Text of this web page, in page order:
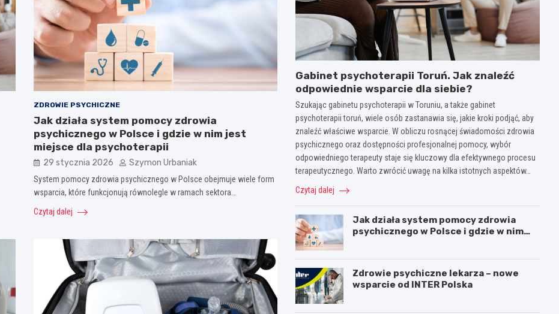
ZDROWIE PSYCHICZNE
Jak działa system pomocy zdrowia
psychicznego w Polsce i gdzie w nim jest
miejsce dla psychoterapii
29 stycznia 2026 Szymon Urbaniak
System pomocy zdrowia psychicznego w Polsce obejmuje wiele form
wsparcia, które funkcjonują równolegle w ramach sektora…
Czytaj dalej
Gabinet psychoterapii Toruń. Jak znaleźć
odpowiednie wsparcie dla siebie?
Szukając gabinetu psychoterapii w Toruniu, a także gabinet
psychoterapii toruń, wiele osób zastanawia się, jakie kroki podjąć, aby
znaleźć właściwe wsparcie. W obliczu rosnącej świadomości zdrowia
psychicznego oraz dostępności profesjonalnej pomocy, wybór
odpowiedniego terapeuty staje się kluczowy dla efektywnego procesu
terapeutycznego. Warto zwrócić uwagę na kilka istotnych aspektów…
Czytaj dalej
Jak działa system pomocy zdrowia
psychicznego w Polsce i gdzie w nim
Zdrowie psychiczne lekarza – nowe
wsparcie od INTER Polska